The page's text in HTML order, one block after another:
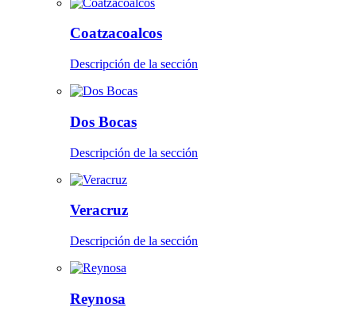
Coatzacoalcos
Descripción de la sección
Dos Bocas
Descripción de la sección
Veracruz
Descripción de la sección
Reynosa